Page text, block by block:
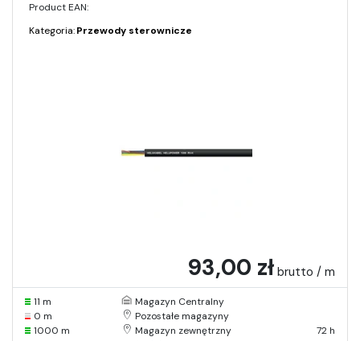
Product EAN:
Kategoria:Przewody sterownicze
93,00 zł brutto / m
11 m
Magazyn Centralny
0 m
Pozostałe magazyny
1000 m
Magazyn zewnętrzny
72 h